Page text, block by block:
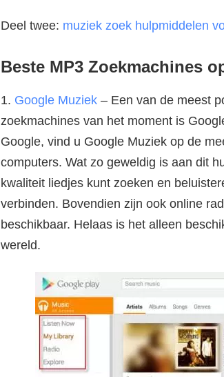
Deel twee: muziek zoek hulpmiddelen
Beste MP3 Zoekmachines
1. Google Muziek – Een van de meest
zoekmachines van het moment is
Google, vind u Google Muziek op de
computers. Wat zo geweldig is aan dit
kwaliteit liedjes kunt zoeken en
verbinden. Bovendien zijn ook online
beschikbaar. Helaas is het alleen
wereld.